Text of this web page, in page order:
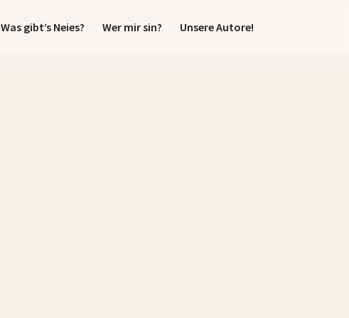
Was gibt’s Neies? Wer mir sin? Unsere Autore!